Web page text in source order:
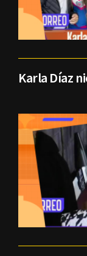
Karla Díaz